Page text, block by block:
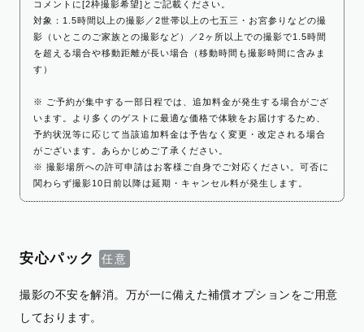
コメントに[2枠撮影希望]とご記載ください。
対象：1.5時間以上の撮影／2世帯以上の七五三・お宮参りなどの撮
影（いとこのご家族との撮影など）／2ヶ所以上での撮影で1.5時間
を超える場合や移動距離が長い場合（移動時間も撮影時間に含みま
す）
※ ご予約が集中する一部日程では、追加料金が発生する場合がござ
います。より多くのゲストに最適な価格で体験をお届けするため、
予約状況等に応じて当該追加料金は予告なく変更・改定される場合
がございます。あらかじめご了承ください。
※ 撮影場所への許可申請はお客様ご自身でご対応ください。可否に
関わらず撮影10日前以降は延期・キャンセル料が発生します。
安心パック
撮影の不安を解消。万が一に備えた補償オプションをご用意
しております。